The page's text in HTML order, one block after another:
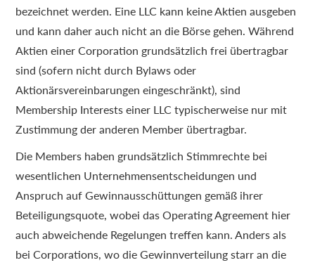
bezeichnet werden. Eine LLC kann keine Aktien ausgeben
und kann daher auch nicht an die Börse gehen. Während
Aktien einer Corporation grundsätzlich frei übertragbar
sind (sofern nicht durch Bylaws oder
Aktionärsvereinbarungen eingeschränkt), sind
Membership Interests einer LLC typischerweise nur mit
Zustimmung der anderen Member übertragbar.
Die Members haben grundsätzlich Stimmrechte bei
wesentlichen Unternehmensentscheidungen und
Anspruch auf Gewinnausschüttungen gemäß ihrer
Beteiligungsquote, wobei das Operating Agreement hier
auch abweichende Regelungen treffen kann. Anders als
bei Corporations, wo die Gewinnverteilung starr an die